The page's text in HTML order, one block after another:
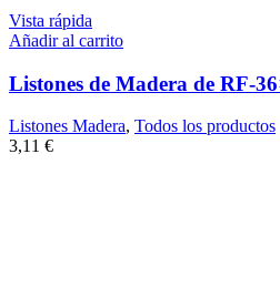
Vista rápida
Añadir al carrito
Listones de Madera de RF-
Listones Madera, Todos los productos
3,11 €